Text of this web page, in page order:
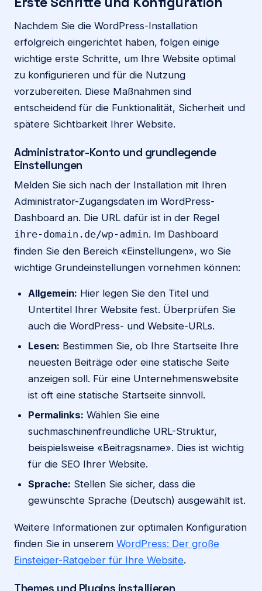
Nachdem Sie die WordPress-Installation
erfolgreich eingerichtet haben, folgen einige
wichtige erste Schritte, um Ihre Website optimal
zu konfigurieren und für die Nutzung
vorzubereiten. Diese Maßnahmen sind
entscheidend für die Funktionalität, Sicherheit und
spätere Sichtbarkeit Ihrer Website.
Administrator-Konto und grundlegende
Einstellungen
Melden Sie sich nach der Installation mit Ihren
Administrator-Zugangsdaten im WordPress-
Dashboard an. Die URL dafür ist in der Regel
ihre-domain.de/wp-admin. Im Dashboard
finden Sie den Bereich «Einstellungen», wo Sie
wichtige Grundeinstellungen vornehmen können:
Allgemein: Hier legen Sie den Titel und
Untertitel Ihrer Website fest. Überprüfen Sie
auch die WordPress- und Website-URLs.
Lesen: Bestimmen Sie, ob Ihre Startseite Ihre
neuesten Beiträge oder eine statische Seite
anzeigen soll. Für eine Unternehmenswebsite
ist oft eine statische Startseite sinnvoll.
Permalinks: Wählen Sie eine
suchmaschinenfreundliche URL-Struktur,
beispielsweise «Beitragsname». Dies ist wichtig
für die SEO Ihrer Website.
Sprache: Stellen Sie sicher, dass die
gewünschte Sprache (Deutsch) ausgewählt ist.
Weitere Informationen zur optimalen Konfiguration
finden Sie in unserem WordPress: Der große
Einsteiger-Ratgeber für Ihre Website.